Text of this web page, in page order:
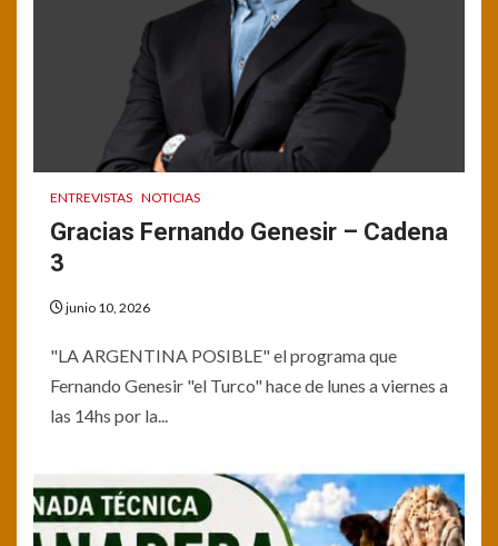
ENTREVISTAS NOTICIAS
Gracias Fernando Genesir – Cadena
3
junio 10, 2026
"LA ARGENTINA POSIBLE" el programa que
Fernando Genesir "el Turco" hace de lunes a viernes a
las 14hs por la...